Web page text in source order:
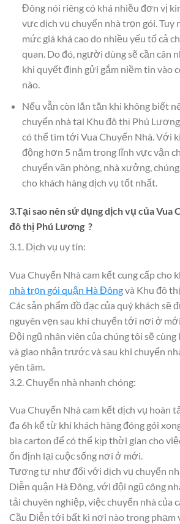
Đông nói riêng có khá nhiều đơn vị
vực dịch vụ chuyển nhà trọn gói. Tuy
mức giá khá cao do nhiều yếu tố cả
quan. Do đó, người dùng sẽ cần cân
khi quyết định gửi gắm niềm tin vào
nào.
Nếu vẫn còn lăn tăn khi không biết
chuyển nhà tại Khu đô thị Phú
có thể tìm tới Vua Chuyển Nhà. Với
động hơn 5 năm trong lĩnh vực vận
chuyển văn phòng, nhà xưởng,
cho khách hàng dịch vụ tốt nhất.
3.Tại sao nên sử dụng dịch vụ của Vua
đô thị Phú Lương ?
3.1. Dịch vụ uy tín:
Vua Chuyển Nhà cam kết cung cấp cho
nhà trọn gói quận Hà Đôngvà Khu đô
Các sản phẩm đồ đạc của quý khách sẽ
nguyên vẹn sau khi chuyển tới nơi ở mới.
Đội ngũ nhân viên của chúng tôi sẽ cùng
và giao nhận trước và sau khi chuyển
yên tâm.
3.2. Chuyển nhà nhanh chóng:
Vua Chuyển Nhà cam kết dịch vụ hoàn
đa 6h kể từ khi khách hàng đóng gói
bìa carton để có thể kịp thời gian cho
ổn định lại cuộc sống nơi ở mới.
Tương tự như đối với dịch vụ chuyển
Diễn quận Hà Đông, với đội ngũ công
tải chuyên nghiệp, việc chuyển nhà của
Cầu Diễn tới bất kì nơi nào trong phạm